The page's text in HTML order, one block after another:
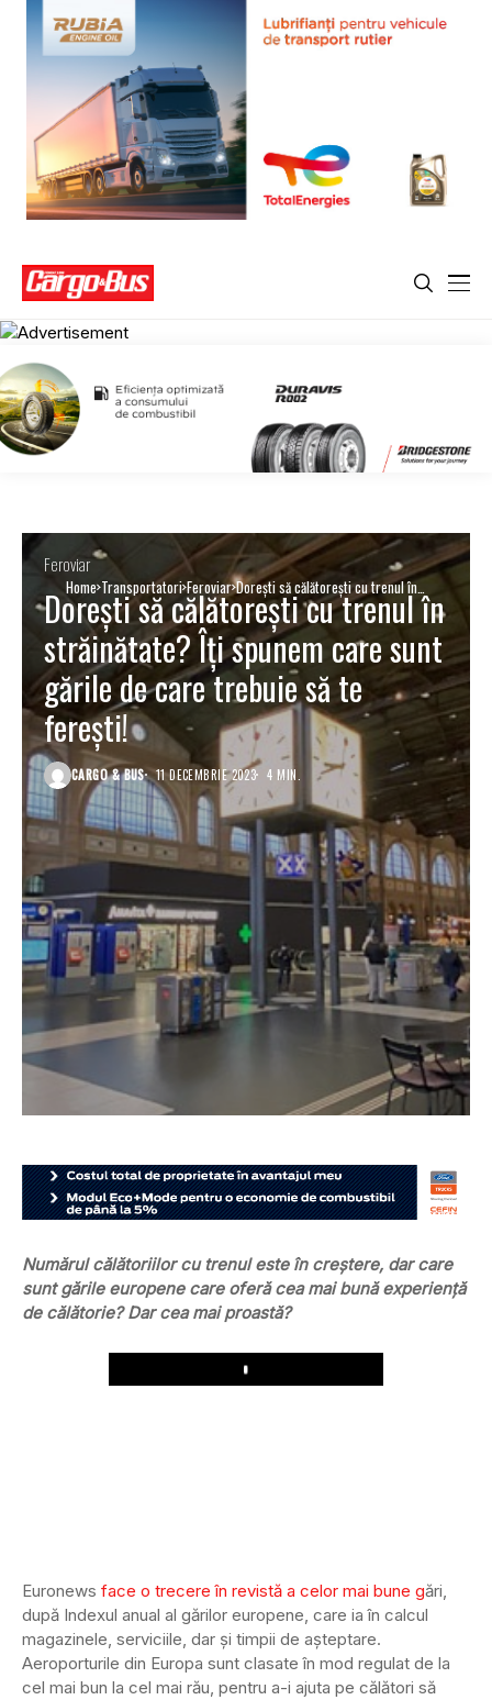
Home Transportatori Feroviar Dorești să călătorești cu trenul în
străinătate? Îți spunem care sunt gările de
care trebuie să te ferești!
Feroviar
Dorești să călătorești cu trenul în
străinătate? Îți spunem care sunt
gările de care trebuie să te
ferești!
CARGO & BUS 11 DECEMBRIE 2023 4 MIN.
Numărul călătoriilor cu trenul este în creștere, dar care
sunt gările europene care oferă cea mai bună experiență
de călătorie? Dar cea mai proastă?
Play
Euronews face o trecere în revistă a celor mai bune gări,
după Indexul anual al gărilor europene, care ia în calcul
magazinele, serviciile, dar și timpii de așteptare.
Aeroporturile din Europa sunt clasate în mod regulat de la
cel mai bun la cel mai rău, pentru a-i ajuta pe călători să